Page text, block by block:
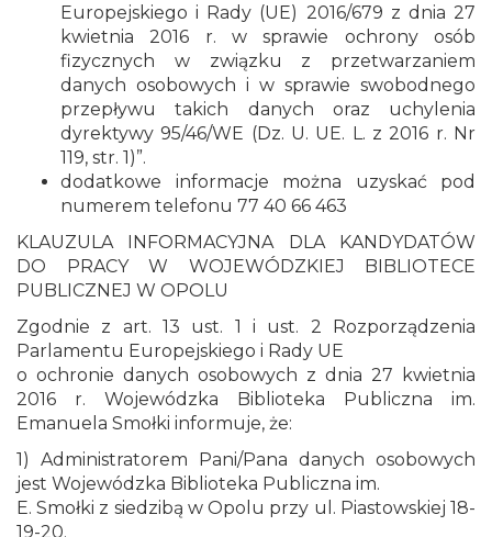
Europejskiego i Rady (UE) 2016/679 z dnia 27
kwietnia 2016 r. w sprawie ochrony osób
fizycznych w związku z przetwarzaniem
danych osobowych i w sprawie swobodnego
przepływu takich danych oraz uchylenia
dyrektywy 95/46/WE (Dz. U. UE. L. z 2016 r. Nr
119, str. 1)”.
dodatkowe informacje można uzyskać pod
numerem telefonu 77 40 66 463
KLAUZULA INFORMACYJNA DLA KANDYDATÓW
DO PRACY W WOJEWÓDZKIEJ BIBLIOTECE
PUBLICZNEJ W OPOLU
Zgodnie z art. 13 ust. 1 i ust. 2 Rozporządzenia
Parlamentu Europejskiego i Rady UE
o ochronie danych osobowych z dnia 27 kwietnia
2016 r. Wojewódzka Biblioteka Publiczna im.
Emanuela Smołki informuje, że:
1) Administratorem Pani/Pana danych osobowych
jest Wojewódzka Biblioteka Publiczna im.
E. Smołki z siedzibą w Opolu przy ul. Piastowskiej 18-
19-20.